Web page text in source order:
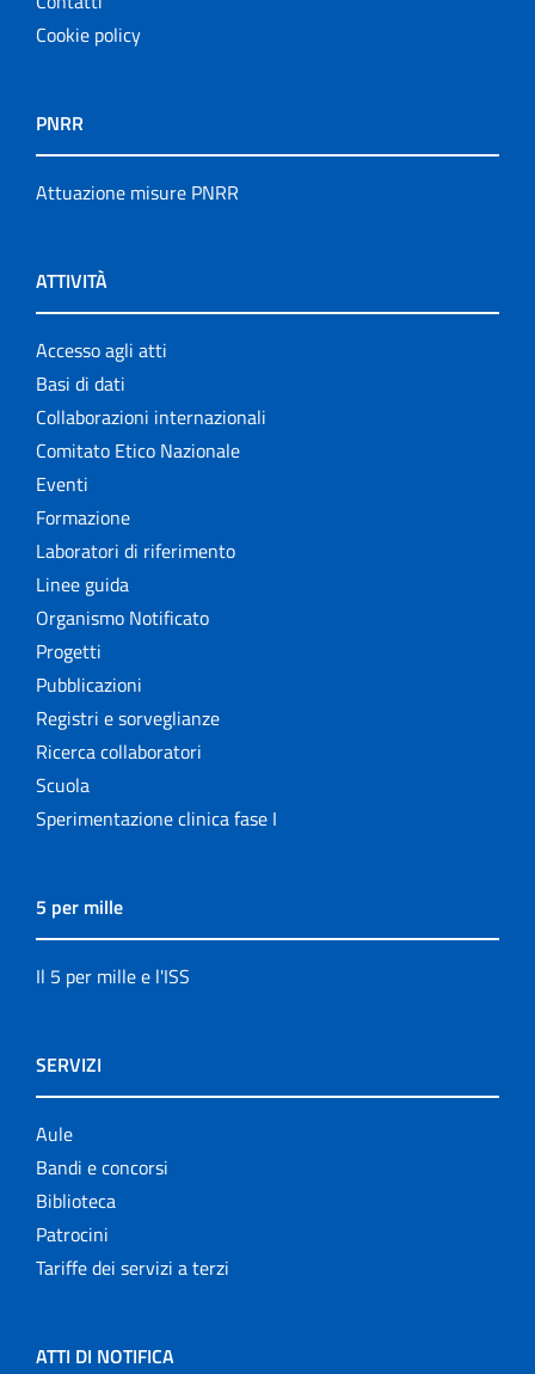
Cookie policy
PNRR
Attuazione misure PNRR
ATTIVITÀ
Accesso agli atti
Basi di dati
Collaborazioni internazionali
Comitato Etico Nazionale
Eventi
Formazione
Laboratori di riferimento
Linee guida
Organismo Notificato
Progetti
Pubblicazioni
Registri e sorveglianze
Ricerca collaboratori
Scuola
Sperimentazione clinica fase I
5 per mille
Il 5 per mille e l'ISS
SERVIZI
Aule
Bandi e concorsi
Biblioteca
Patrocini
Tariffe dei servizi a terzi
ATTI DI NOTIFICA